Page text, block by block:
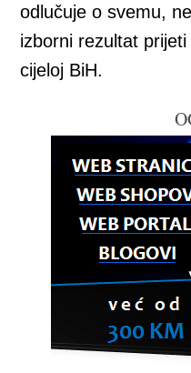
odlučuje o svemu,
izborni rezultat
cijeloj BiH.